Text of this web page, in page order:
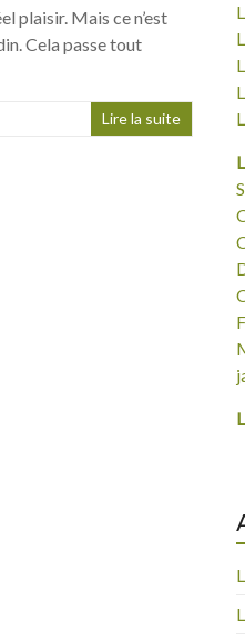
plaisir. Mais ce n’est
Cela passe tout
Lire la suite